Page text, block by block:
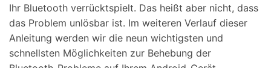
Ihr Bluetooth verrücktspielt. Das heißt aber nicht, dass
das Problem unlösbar ist. Im weiteren Verlauf dieser
Anleitung werden wir die neun wichtigsten und
schnellsten Möglichkeiten zur Behebung der